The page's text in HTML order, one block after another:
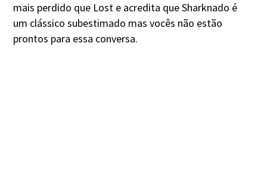
mais perdido que Lost e acredita que Sharknado é
um clássico subestimado mas vocês não estão
prontos para essa conversa.